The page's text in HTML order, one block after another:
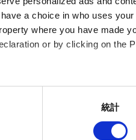
a choice in who uses
where you have made
or by clicking on the
which can be accurate
specific characteristics
and set your preferences
統計